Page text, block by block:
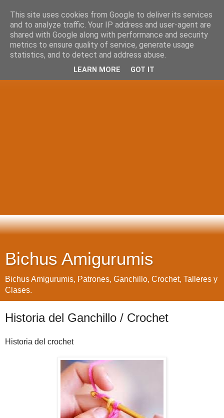
Bichus Amigurumis
Bichus Amigurumis, Patrones, Ganchillo, Crochet, Talleres y
Clases.
Historia del Ganchillo / Crochet
Ніstоrіа dеl сrосhеt
This site uses cookies from Google to deliver its services
and to analyze traffic. Your IP address and user-agent are
shared with Google along with performance and security
metrics to ensure quality of service, generate usage
statistics, and to detect and address abuse.
LEARN MORE GOT IT